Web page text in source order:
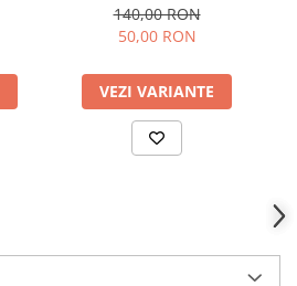
140,00 RON
50,00 RON
VEZI VARIANTE